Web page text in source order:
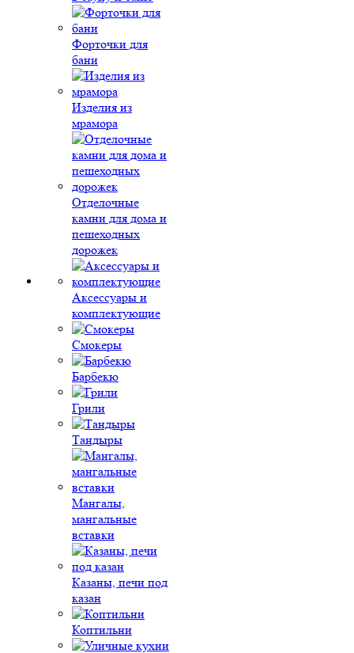
Форточки для
бани
Изделия из
мрамора
Отделочные
камни для дома и
пешеходных
дорожек
Аксессуары и
комплектующие
Смокеры
Барбекю
Грили
Тандыры
Мангалы,
мангальные
вставки
Казаны, печи под
казан
Коптильни